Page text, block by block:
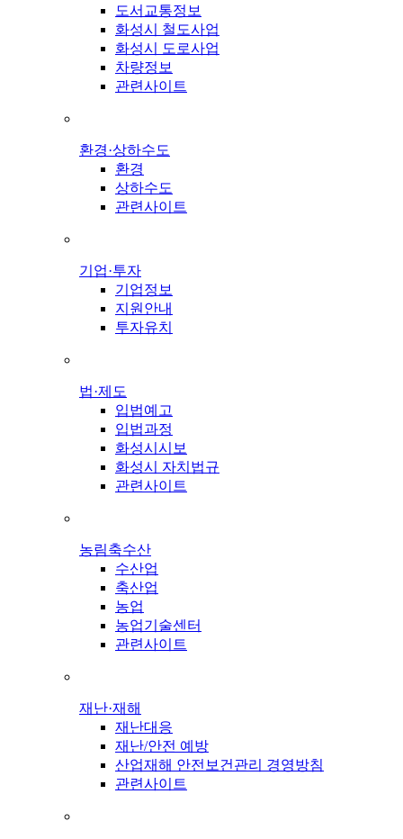
도서교통정보
화성시 철도사업
화성시 도로사업
차량정보
관련사이트
환경·상하수도
환경
상하수도
관련사이트
기업·투자
기업정보
지원안내
투자유치
법·제도
입법예고
입법과정
화성시시보
화성시 자치법규
관련사이트
농림축수산
수산업
축산업
농업
농업기술센터
관련사이트
재난·재해
재난대응
재난/안전 예방
산업재해 안전보건관리 경영방침
관련사이트